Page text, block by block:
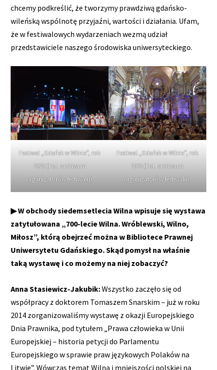
chcemy podkreślić, że tworzymy prawdziwą gdańsko-
wileńską wspólnotę przyjaźni, wartości i działania. Ufam,
że w festiwalowych wydarzeniach wezmą udział
przedstawiciele naszego środowiska uniwersyteckiego.
Festiwal „Gdańsk w Wilnie”, rok
2023 (Fot. archiwum
organizatorów festiwalu).
Festiwal „Gdańsk w Wilnie”, rok
2023 (Fot. archiwum
organizatorów festiwalu).
▶ W obchody siedemsetlecia Wilna wpisuje się wystawa
zatytułowana „700-lecie Wilna. Wróblewski, Wilno,
Miłosz”, którą obejrzeć można w Bibliotece Prawnej
Uniwersytetu Gdańskiego. Skąd pomysł na właśnie
taką wystawę i co możemy na niej zobaczyć?
Anna Stasiewicz-Jakubik:Wszystko zaczęło się od
współpracy z doktorem Tomaszem Snarskim – już w roku
2014 zorganizowaliśmy wystawę z okazji Europejskiego
Dnia Prawnika, pod tytułem „Prawa człowieka w Unii
Europejskiej – historia petycji do Parlamentu
Europejskiego w sprawie praw językowych Polaków na
Litwie”. Wówczas temat Wilna i mniejszości polskiej na